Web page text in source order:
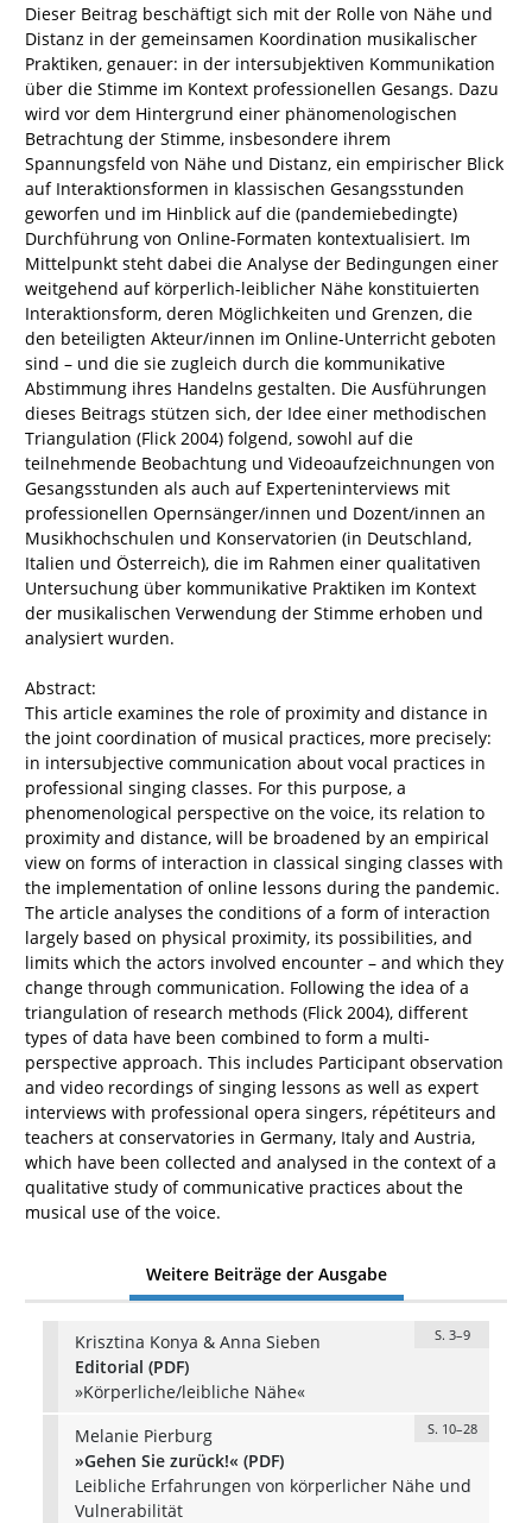
Dieser Beitrag beschäftigt sich mit der Rolle von Nähe und
Distanz in der gemeinsamen Koordination musikalischer
Praktiken, genauer: in der intersubjektiven Kommunikation
über die Stimme im Kontext professionellen Gesangs. Dazu
wird vor dem Hintergrund einer phänomenologischen
Betrachtung der Stimme, insbesondere ihrem
Spannungsfeld von Nähe und Distanz, ein empirischer Blick
auf Interaktionsformen in klassischen Gesangsstunden
geworfen und im Hinblick auf die (pandemiebedingte)
Durchführung von Online-Formaten kontextualisiert. Im
Mittelpunkt steht dabei die Analyse der Bedingungen einer
weitgehend auf körperlich-leiblicher Nähe konstituierten
Interaktionsform, deren Möglichkeiten und Grenzen, die
den beteiligten Akteur/innen im Online-Unterricht geboten
sind – und die sie zugleich durch die kommunikative
Abstimmung ihres Handelns gestalten. Die Ausführungen
dieses Beitrags stützen sich, der Idee einer methodischen
Triangulation (Flick 2004) folgend, sowohl auf die
teilnehmende Beobachtung und Videoaufzeichnungen von
Gesangsstunden als auch auf Experteninterviews mit
professionellen Opernsänger/innen und Dozent/innen an
Musikhochschulen und Konservatorien (in Deutschland,
Italien und Österreich), die im Rahmen einer qualitativen
Untersuchung über kommunikative Praktiken im Kontext
der musikalischen Verwendung der Stimme erhoben und
analysiert wurden.
Abstract:
This article examines the role of proximity and distance in
the joint coordination of musical practices, more precisely:
in intersubjective communication about vocal practices in
professional singing classes. For this purpose, a
phenomenological perspective on the voice, its relation to
proximity and distance, will be broadened by an empirical
view on forms of interaction in classical singing classes with
the implementation of online lessons during the pandemic.
The article analyses the conditions of a form of interaction
largely based on physical proximity, its possibilities, and
limits which the actors involved encounter – and which they
change through communication. Following the idea of a
triangulation of research methods (Flick 2004), different
types of data have been combined to form a multi-
perspective approach. This includes Participant observation
and video recordings of singing lessons as well as expert
interviews with professional opera singers, répétiteurs and
teachers at conservatories in Germany, Italy and Austria,
which have been collected and analysed in the context of a
qualitative study of communicative practices about the
musical use of the voice.
Weitere Beiträge der Ausgabe
Krisztina Konya & Anna Sieben S. 3–9
Editorial (PDF)
»Körperliche/leibliche Nähe«
Melanie Pierburg
S. 10–28
»Gehen Sie zurück!« (PDF)
Leibliche Erfahrungen von körperlicher Nähe und
Vulnerabilität